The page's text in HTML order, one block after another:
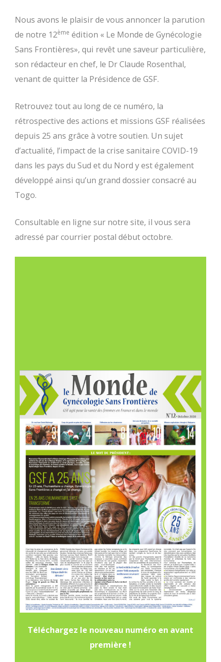
Nous avons le plaisir de vous annoncer la parution
de notre 12ème édition « Le Monde de Gynécologie
Sans Frontières», qui revêt une saveur particulière,
son rédacteur en chef, le Dr Claude Rosenthal,
venant de quitter la Présidence de GSF.
Retrouvez tout au long de ce numéro, la
rétrospective des actions et missions GSF réalisées
depuis 25 ans grâce à votre soutien. Un sujet
d’actualité, l’impact de la crise sanitaire COVID-19
dans les pays du Sud et du Nord y est également
développé ainsi qu’un grand dossier consacré au
Togo.
Consultable en ligne sur notre site, il vous sera
adressé par courrier postal début octobre.
Téléchargez le nouveau numéro en avant
première !